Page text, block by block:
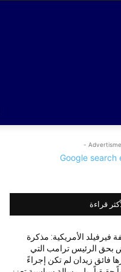
قراءة
فيرفيلد الأمريكية: مذكرة
بحق الرئيس ترامب التي
فائق زيدان لم تكن إجراءً